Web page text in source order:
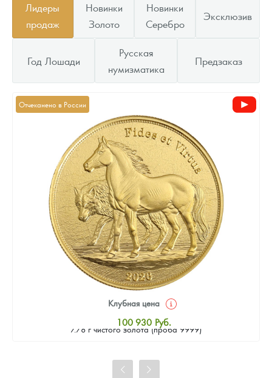
Лидеры
продаж
Новинки
Золото
Новинки
Серебро
Эксклюзив
Год Лошади
Русская
нумизматика
Предзаказ
Отчеканено в России
7.78 г чистого золота (проба 9999)
Клубная цена
100 930 Руб.
Стандартная цена
Цена выкупа